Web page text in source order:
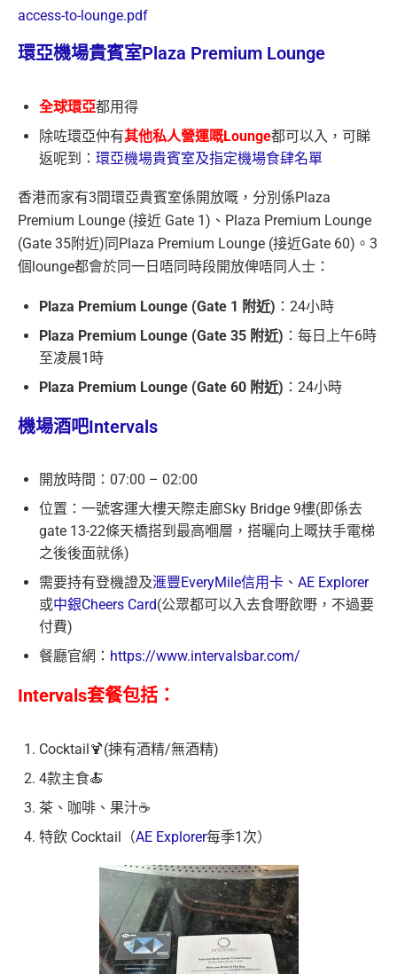
access-to-lounge.pdf
環亞機場貴賓室Plaza Premium Lounge
全球環亞都用得
除咗環亞仲有其他私人營運嘅Lounge都可以入，可睇
返呢到： 環亞機場貴賓室及指定機場食肆名單
香港而家有3間環亞貴賓室係開放嘅，分別係Plaza
Premium Lounge (接近 Gate 1)、Plaza Premium Lounge
(Gate 35附近)同Plaza Premium Lounge (接近Gate 60)。3
個lounge都會於同一日唔同時段開放俾唔同人士：
Plaza Premium Lounge (Gate 1 附近) ：24小時
Plaza Premium Lounge (Gate 35 附近) ：每日上午6時
至凌晨1時
Plaza Premium Lounge (Gate 60 附近) ：24小時
機場酒吧Intervals
開放時間：07:00 – 02:00
位置：一號客運大樓天際走廊Sky Bridge 9樓(即係去
gate 13-22條天橋搭到最高嗰層，搭曬向上嘅扶手電梯
之後後面就係)
需要持有登機證及滙豐EveryMile信用卡 、 AE Explorer
或中銀Cheers Card(公眾都可以入去食嘢飲嘢，不過要
付費)
餐廳官網： https://www.intervalsbar.com/
Intervals套餐包括：
Cocktail🍹(揀有酒精/無酒精)
4款主食🍝
茶、咖啡、果汁☕️
特飲 Cocktail（AE Explorer每季1次）